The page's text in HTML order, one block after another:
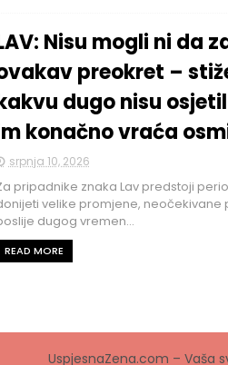
Nisu mogli ni da
preokret –
dugo nisu
konačno vraća
srpnja 10, 2026
pripadnike znaka Lav predstoji
velike promjene, neočekivane
dugog vremen...
READ MORE
UspjesnaZena.com – Vaša